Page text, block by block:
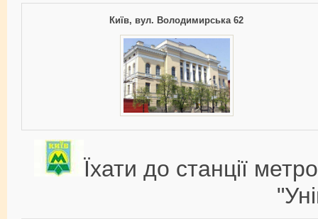
Київ, вул. Володимирська 62
Їхати до станції